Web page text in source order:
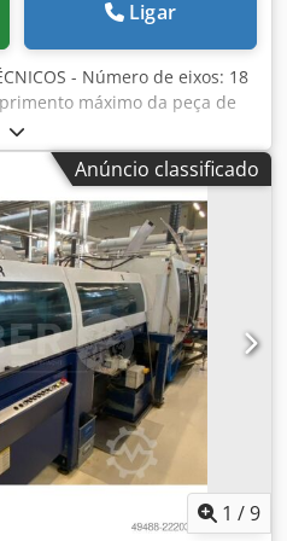
Ligar
- Número de eixos: 18
máximo da peça de
Diâmetro máximo da barra: 8 -
6000 [RPM] - Potência do
EIXOS NUMÉRICOS - 1 carro
Z1=80 [mm] - 1 carro
Z1=80 [mm] - 1 carro
Z1=80 [mm] - 1 carro
Z1=80 [mm] - 1 carro
Z1=80 [mm] - 1 carro de
ELÉTRICA - Tensão de
total: 71 [kVA] PESO E
3.500 x 1.600 [mm] - Altura
da máquina: 8500 [kg]
DA MÁQUINA - Horas em
- Comando: Fanuc 16i-TB
Ajzhphkoqqjf - Fuso contra-
usinagem - Porta-
Goltenbolt em todas as
Anúncio classificado
1 /9